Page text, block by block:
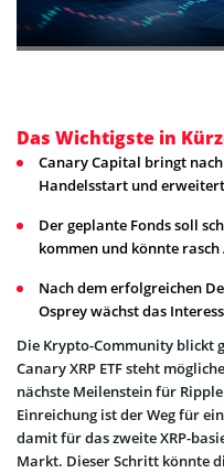
Das Wichtigste in
Canary Capital bringt nach
Handelsstart und
Der geplante Fonds soll
kommen und könnte
Nach dem erfolgreichen
Osprey wächst das
Die Krypto-Community blickt
Canary XRP ETF steht
nächste Meilenstein für
Einreichung ist der Weg für
damit für das zweite XRP-
Markt. Dieser Schritt könnte